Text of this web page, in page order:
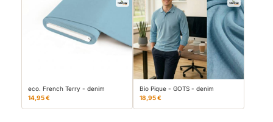
eco. French Terry - denim
14,95 €
Bio Pique - GOTS - denim
18,95 €